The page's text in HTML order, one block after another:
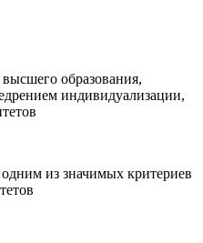
образования,
индивидуализации,
из значимых критериев